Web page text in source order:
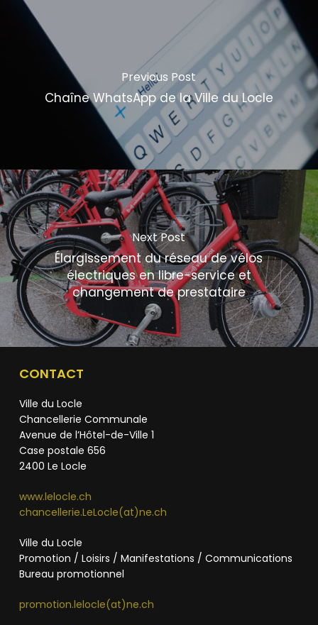
Previous Post
Chaîne WhatsApp de la Ville du Locle
Next Post
Élargissement du réseau de vélos
électriques en libre-service et
changement de prestataire
CONTACT
Ville du Locle
Chancellerie Communale
Avenue de l’Hôtel-de-Ville 1
Case postale 656
2400 Le Locle
www.lelocle.ch
chancellerie.LeLocle(at)ne.ch
Ville du Locle
Promotion / Loisirs / Manifestations / Communications
Bureau promotionnel
promotion.lelocle(at)ne.ch